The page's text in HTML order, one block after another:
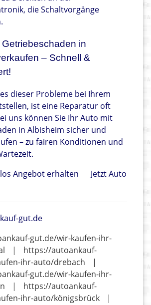
die Schaltvorgänge
Getriebeschaden in
– Schnell &
dieser Probleme bei Ihrem
ist eine Reparatur oft
uns können Sie Ihr Auto mit
in Albisheim sicher und
– zu fairen Konditionen und
Angebot erhalten
Jetzt Auto
gut.de
gut.de/wir-kaufen-ihr-
|
https://autoankauf-
ihr-auto/drebach
|
gut.de/wir-kaufen-ihr-
|
https://autoankauf-
ihr-auto/königsbrück
|